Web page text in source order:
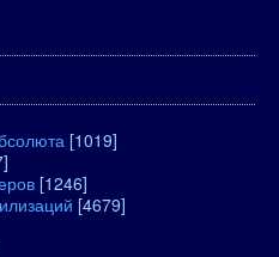
[1019]
[1246]
[4679]